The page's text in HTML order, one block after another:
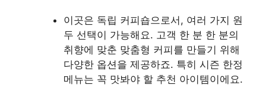
이곳은 독립 커피숍으로서, 여러 가지 원
두 선택이 가능해요. 고객 한 분 한 분의
취향에 맞춘 맞춤형 커피를 만들기 위해
다양한 옵션을 제공하죠. 특히 시즌 한정
메뉴는 꼭 맛봐야 할 추천 아이템이에요.